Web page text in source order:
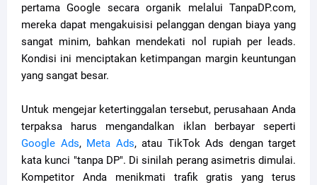
pertama Google secara organik melalui TanpaDP.com,
mereka dapat mengakuisisi pelanggan dengan biaya yang
sangat minim, bahkan mendekati nol rupiah per leads.
Kondisi ini menciptakan ketimpangan margin keuntungan
yang sangat besar.
Untuk mengejar ketertinggalan tersebut, perusahaan Anda
terpaksa harus mengandalkan iklan berbayar seperti
Google Ads, Meta Ads, atau TikTok Ads dengan target
kata kunci "tanpa DP". Di sinilah perang asimetris dimulai.
Kompetitor Anda menikmati trafik gratis yang terus